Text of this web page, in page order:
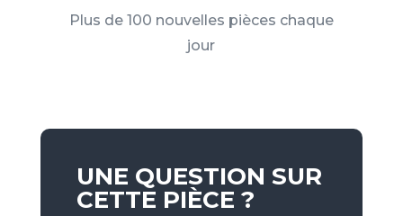
Plus de 100 nouvelles pièces chaque
jour
UNE QUESTION SUR
CETTE PIÈCE ?